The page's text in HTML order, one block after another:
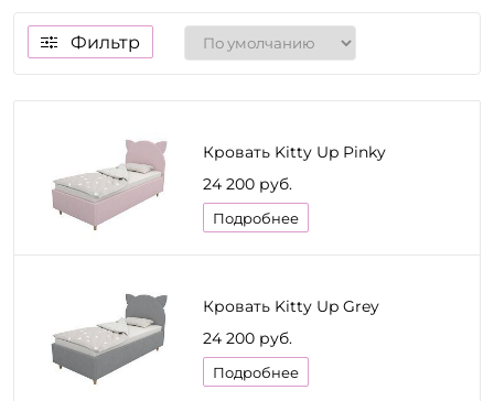
Фильтр
Кровать Kitty Up Pinky
24 200 руб.
Подробнее
Кровать Kitty Up Grey
24 200 руб.
Подробнее